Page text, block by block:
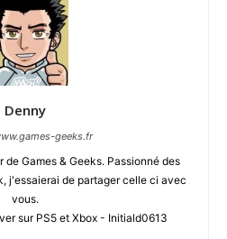
Denny
geeks.fr
Games & Geeks. Passionné des
j'essaierai de partager celle ci avec
vous.
sur PS5 et Xbox - Initiald0613